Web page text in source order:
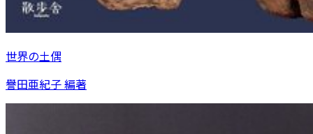
世界の土偶
譽田亜紀子 編著